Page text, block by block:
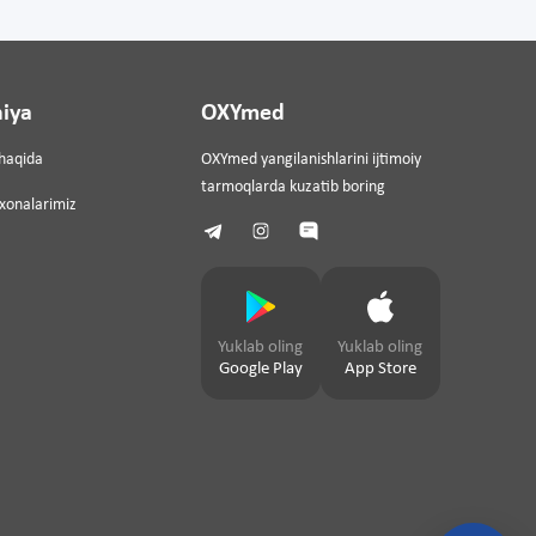
OXYmed
OXYmed yangilanishlarini ijtimoiy
tarmoqlarda kuzatib boring
Yuklab oling
Google Play
Yuklab oling
App Store